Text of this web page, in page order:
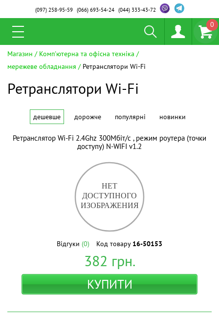
(097)258-95-59 (066)693-54-24 (044)333-43-72
0
Магазин
Комп'ютерна та офісна техніка
мережеве обладнання
Ретранслятори Wi-Fi
Ретранслятори Wi-Fi
дешевше дорожче популярні новинки
Ретранслятор Wi-Fi 2.4Ghz 300Мбіт/с , режим роутера (точки
доступу) N-WIFI v1.2
Відгуки (0) Код товару 16-50153
382 грн.
КУПИТИ